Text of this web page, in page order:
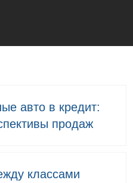
авто в кредит:
продаж
классами